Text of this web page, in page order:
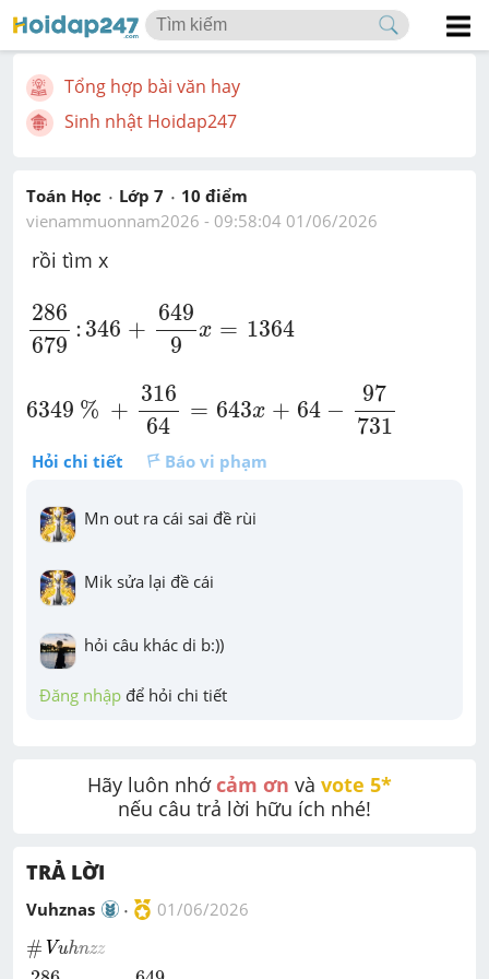
Tổng hợp bài văn hay
Sinh nhật Hoidap247
Toán Học Lớp 7 10 điểm
vienammuonnam2026 - 09:58:04 01/06/2026
rồi tìm x
286
679
:346 +
649
9
x = 1364
286 346+649
6349 % +
316
64
= 643x + 64 −
97
731
31664 731
Hỏi chi tiết Báo vi phạm
Mn out ra cái sai đề rùi
Mik sửa lại đề cái
hỏi câu khác di b:))
Đăng nhập để hỏi chi tiết
Hãy luôn nhớ cảm ơn và vote 5*
nếu câu trả lời hữu ích nhé!
TRẢ LỜI
Vuhznas 01/06/2026
#
# Vuhnzz
Vuhnzz
286 +649